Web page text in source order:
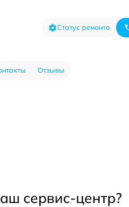
Статус ремонта
Отзывы
сервис-центр?